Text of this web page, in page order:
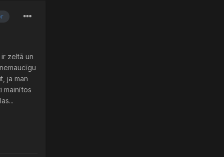
zeltā un
ja man
mainītos